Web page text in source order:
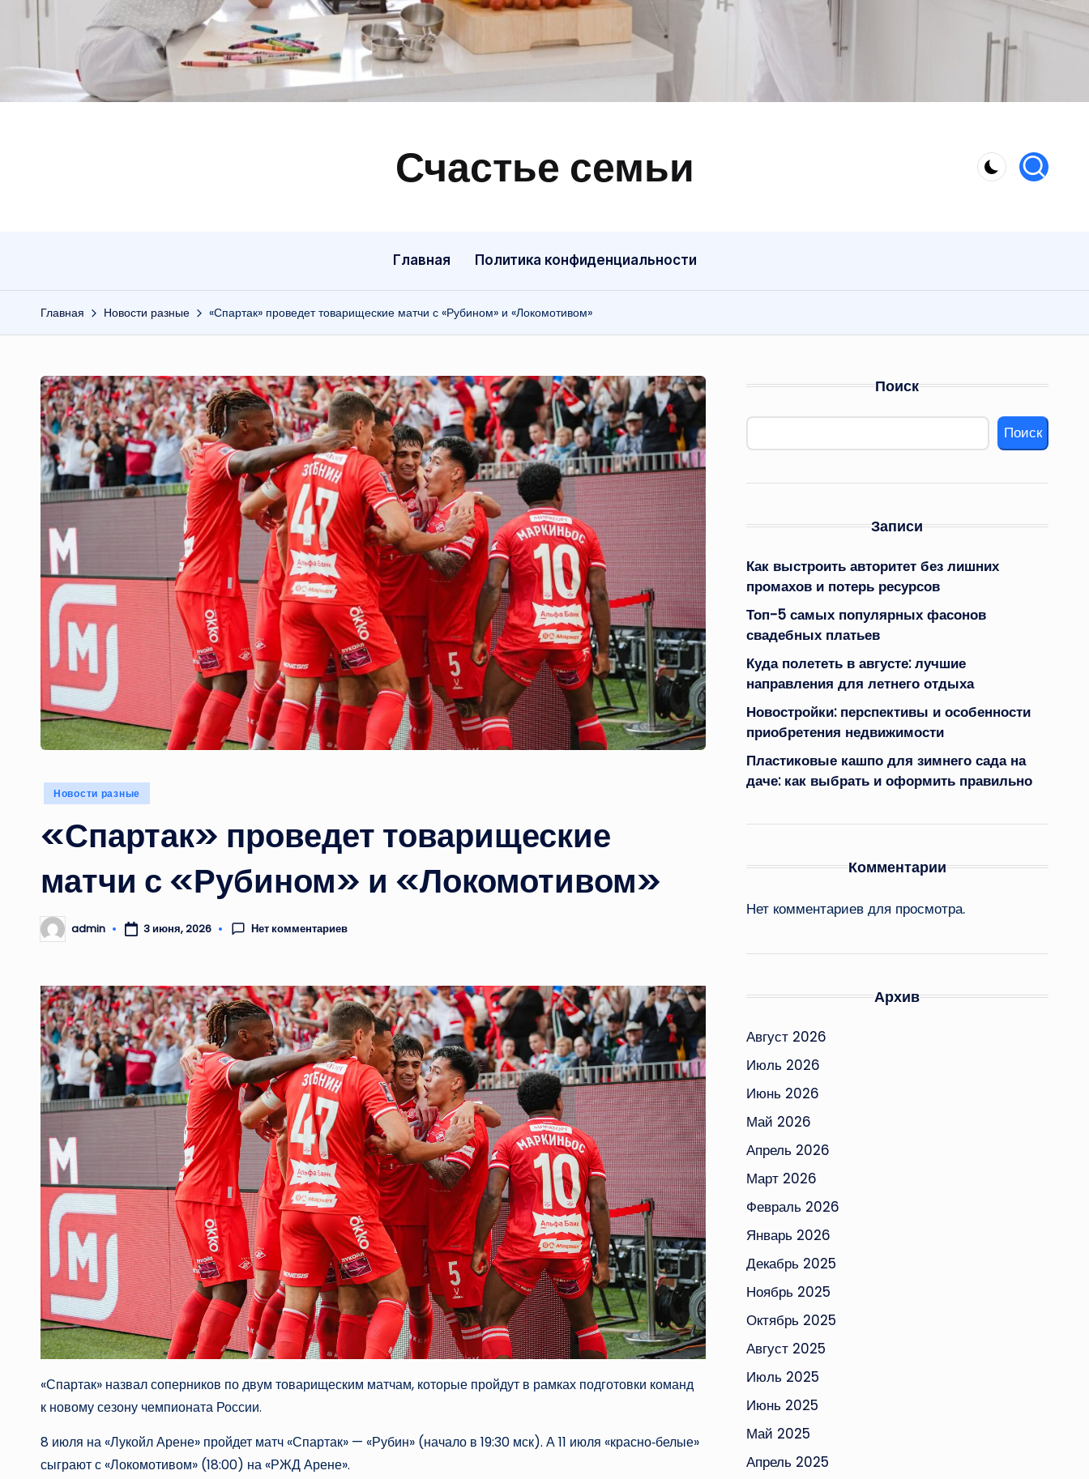
Счастье семьи
Быт,
Главная Политика конфиденциальности
Главная Новости разные «Спартак» проведет товарищеские матчи с «Рубином» и «Локомотивом»
Опубликовано
Новости разные
«Спартак» проведет товарищеские
матчи с «Рубином» и «Локомотивом»
Запись
от
admin 3 июня, 2026 Нет комментариев
«Спартак» назвал соперников по двум товарищеским матчам, которые пройдут в рамках подготовки команд
к новому сезону чемпионата России.
8 июля на «Лукойл Арене» пройдет матч «Спартак» — «Рубин» (начало в 19:30 мск). А 11 июля «красно‑белые»
сыграют с «Локомотивом» (18:00) на «РЖД Арене».
Поиск
Поиск
Записи
Как выстроить авторитет без лишних
промахов и потерь ресурсов
Топ-5 самых популярных фасонов
свадебных платьев
Куда полететь в августе: лучшие
направления для летнего отдыха
Новостройки: перспективы и особенности
приобретения недвижимости
Пластиковые кашпо для зимнего сада на
даче: как выбрать и оформить правильно
Комментарии
Нет комментариев для просмотра.
Архив
Август 2026
Июль 2026
Июнь 2026
Май 2026
Апрель 2026
Март 2026
Февраль 2026
Январь 2026
Декабрь 2025
Ноябрь 2025
Октябрь 2025
Август 2025
Июль 2025
Июнь 2025
Май 2025
Апрель 2025